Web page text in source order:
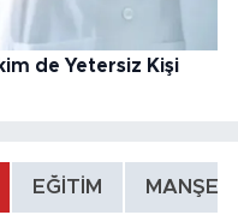
de Yetersiz Kişi
EĞİTİM MANŞET